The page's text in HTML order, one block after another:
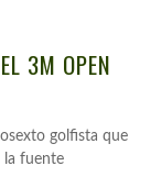
3M OPEN
golfista que
la fuente